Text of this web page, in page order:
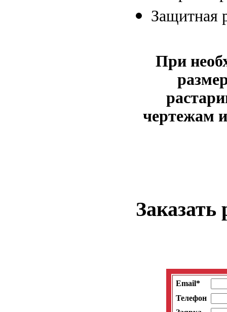
Защитная
При
чертежам
Заказать
Email*
Телефон